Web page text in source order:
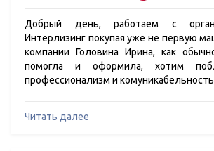
Добрый день, работаем с
Интерлизинг покупая уже не первую
компании Головина Ирина, как
помогла и оформила, хотим
профессионализм и
Читать далее